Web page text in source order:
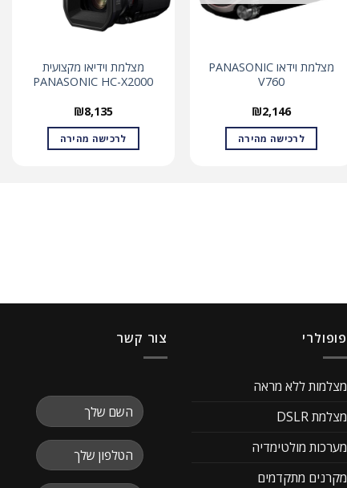
מצלמת וידאו PANASONIC
V760
₪2,146
לרכישה מהירה
מצלמת וידיאו מקצועית
PANASONIC HC-X2000
₪8,135
לרכישה מהירה
פופולרי
מצלמות ללא מראה
מצלמת DSLR
מערכות מולטימדיה
מקרנים מתקדמים
צור קשר